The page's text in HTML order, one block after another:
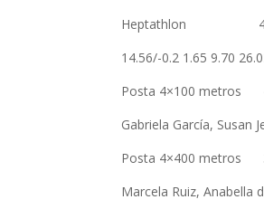
Heptathlon
14.56/-0.2 1.65 9.70
Posta 4×100
Gabriela García, Susan
Posta 4×400
Marcela Ruiz, Anabella